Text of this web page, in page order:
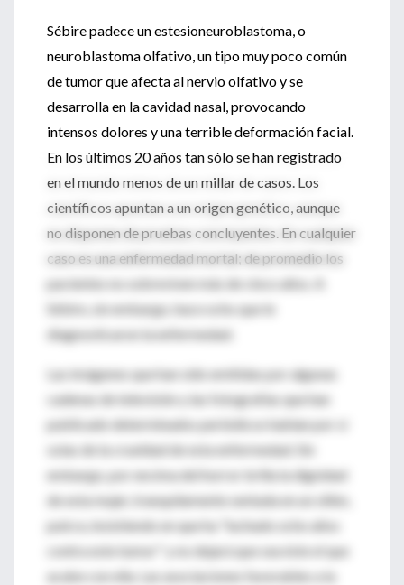
Sébire padece un estesioneuroblastoma, o
neuroblastoma olfativo, un tipo muy poco común
de tumor que afecta al nervio olfativo y se
desarrolla en la cavidad nasal, provocando
intensos dolores y una terrible deformación facial.
En los últimos 20 años tan sólo se han registrado
en el mundo menos de un millar de casos. Los
científicos apuntan a un origen genético, aunque
no disponen de pruebas concluyentes. En cualquier
caso es una enfermedad mortal; de promedio los
pacientes no sobreviven más de cinco años. A
Sébire, sin embargo, hace ocho que le
diagnosticaron la enfermedad.
Las imágenes que han sido emitidas por algunas
cadenas de televisión y las fotografías que han
publicado determinados periódicos hablan por sí
solas de la crueldad de esta enfermedad. Sin
embargo, por encima del horror brilla la dignidad
de esta mujer, tranquilamente sentada en un sillón,
pulcra, insistiendo en que ha "luchado ocho años
contra este tumor" y no dejará que sea éste el que
acabe con ella. Las asociaciones favorables a la